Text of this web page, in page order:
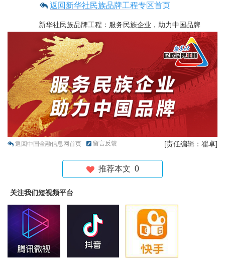
返回新华社民族品牌工程专区首页
新华社民族品牌工程：服务民族企业，助力中国品牌
返回中国金融信息网首页 留言反馈 [责任编辑：翟卓]
推荐本文 0
关注我们短视频平台